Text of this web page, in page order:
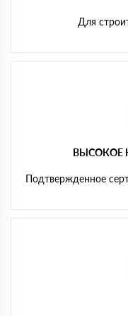
Для
ВЫСОКОЕ
Подтвержденное